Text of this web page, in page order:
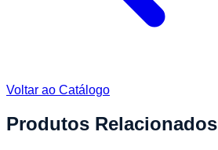
Voltar ao Catálogo
Produtos Relacionados